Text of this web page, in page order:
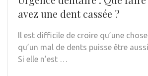
avez une dent cassée ?
Il est difficile de croire qu’une
qu’un mal de dents puisse être
Si elle n’est …